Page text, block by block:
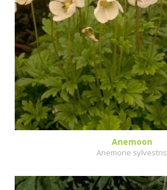
Anemoon
Anemone sylvestris